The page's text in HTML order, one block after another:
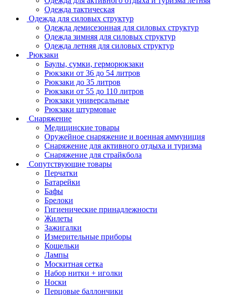
Одежда тактическая
Одежда для силовых структур
Одежда демисезонная для силовых структур
Одежда зимняя для силовых структур
Одежда летняя для силовых структур
Рюкзаки
Баулы, сумки, герморюкзаки
Рюкзаки от 36 до 54 литров
Рюкзаки до 35 литров
Рюкзаки от 55 до 110 литров
Рюкзаки универсальные
Рюкзаки штурмовые
Снаряжение
Медицинские товары
Оружейное снаряжение и военная аммуниция
Снаряжение для активного отдыха и туризма
Снаряжение для страйкбола
Сопутствующие товары
Перчатки
Батарейки
Бафы
Брелоки
Гигиенические принадлежности
Жилеты
Зажигалки
Измерительные приборы
Кошельки
Лампы
Москитная сетка
Набор нитки + иголки
Носки
Перцовые баллончики